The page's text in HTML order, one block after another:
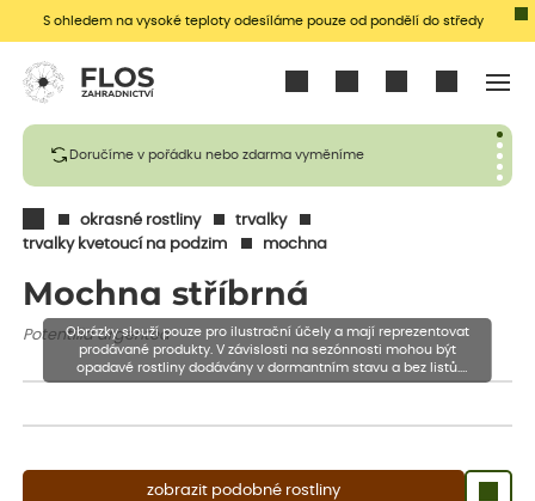
S ohledem na vysoké teploty odesíláme pouze od pondělí do středy
Doručíme v pořádku nebo zdarma vyměníme
okrasné rostliny
trvalky
trvalky kvetoucí na podzim
mochna
Mochna stříbrná
Potentilla argentea
zobrazit podobné rostliny
Obrázky slouží pouze pro ilustrační účely a mají reprezentovat
prodávané produkty. V závislosti na sezónnosti mohou být
opadavé rostliny dodávány v dormantním stavu a bez listů.
Rostliny mohou být také sestřiženy níže, než je uvedená výška,